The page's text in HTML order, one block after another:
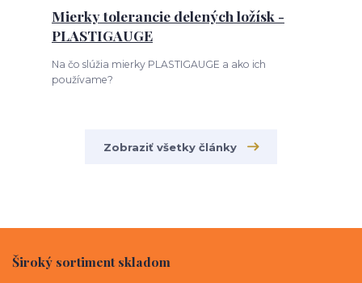
Mierky tolerancie delených ložísk -
PLASTIGAUGE
Na čo slúžia mierky PLASTIGAUGE a ako ich
používame?
Zobraziť všetky články
Široký sortiment skladom